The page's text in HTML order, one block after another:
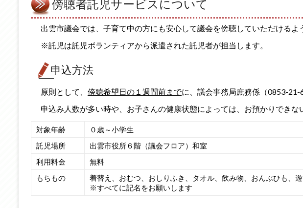
傍聴者託児サービスについて
出雲市議会では、子育て中の方にも安心して議会を傍聴していただけるよ
※託児は託児ボランティアから派遣された託児者が担当します。
申込方法
原則として、 傍聴希望日の１週間前までに、議会事務局庶務係（0853-21-
申込み人数が多い時や、お子さんの健康状態によっては、お預かりできな
対象年齢
０歳～小学生
託児場所
出雲市役所６階（議会フロア）和室
利用料金
無料
もちもの
着替え、おむつ、おしりふき、タオル、飲み物、おんぶひも、
※すべてに記名をお願いします